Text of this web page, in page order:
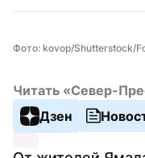
Фото: kovop/Shutterstock/
Читать «Север-
Дзен